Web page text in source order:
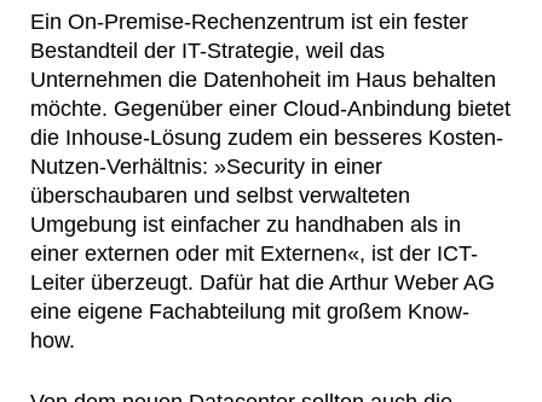
Ein On-Premise-Rechenzentrum ist ein fester
Bestandteil der IT-Strategie, weil das
Unternehmen die Datenhoheit im Haus behalten
möchte. Gegenüber einer Cloud-Anbindung bietet
die Inhouse-Lösung zudem ein besseres Kosten-
Nutzen-Verhältnis: »Security in einer
überschaubaren und selbst verwalteten
Umgebung ist einfacher zu handhaben als in
einer externen oder mit Externen«, ist der ICT-
Leiter überzeugt. Dafür hat die Arthur Weber AG
eine eigene Fachabteilung mit großem Know-
how.